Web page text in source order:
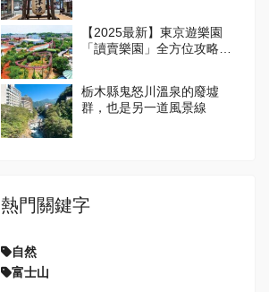
【2025最新】東京遊樂園
「讀賣樂園」全方位攻略！
栃木縣鬼怒川溫泉的廢墟
群，也是另一道風景線
熱門關鍵字
自然
富士山